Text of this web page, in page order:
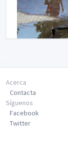
Acerca
Contacta
Síguenos
Facebook
Twitter